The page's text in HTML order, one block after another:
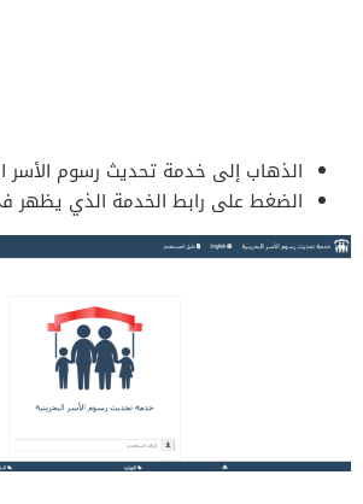
الذهاب إلى خدمة تحديث رسوم الأسر
الضغط على رابط الخدمة الذي يظهر